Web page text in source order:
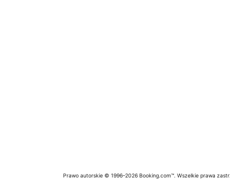
Prawo autorskie © 1996–2026 Booking.com™. Wszelkie prawa